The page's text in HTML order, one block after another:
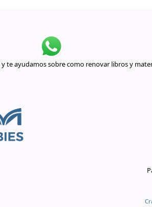
te ayudamos sobre como renovar libros y